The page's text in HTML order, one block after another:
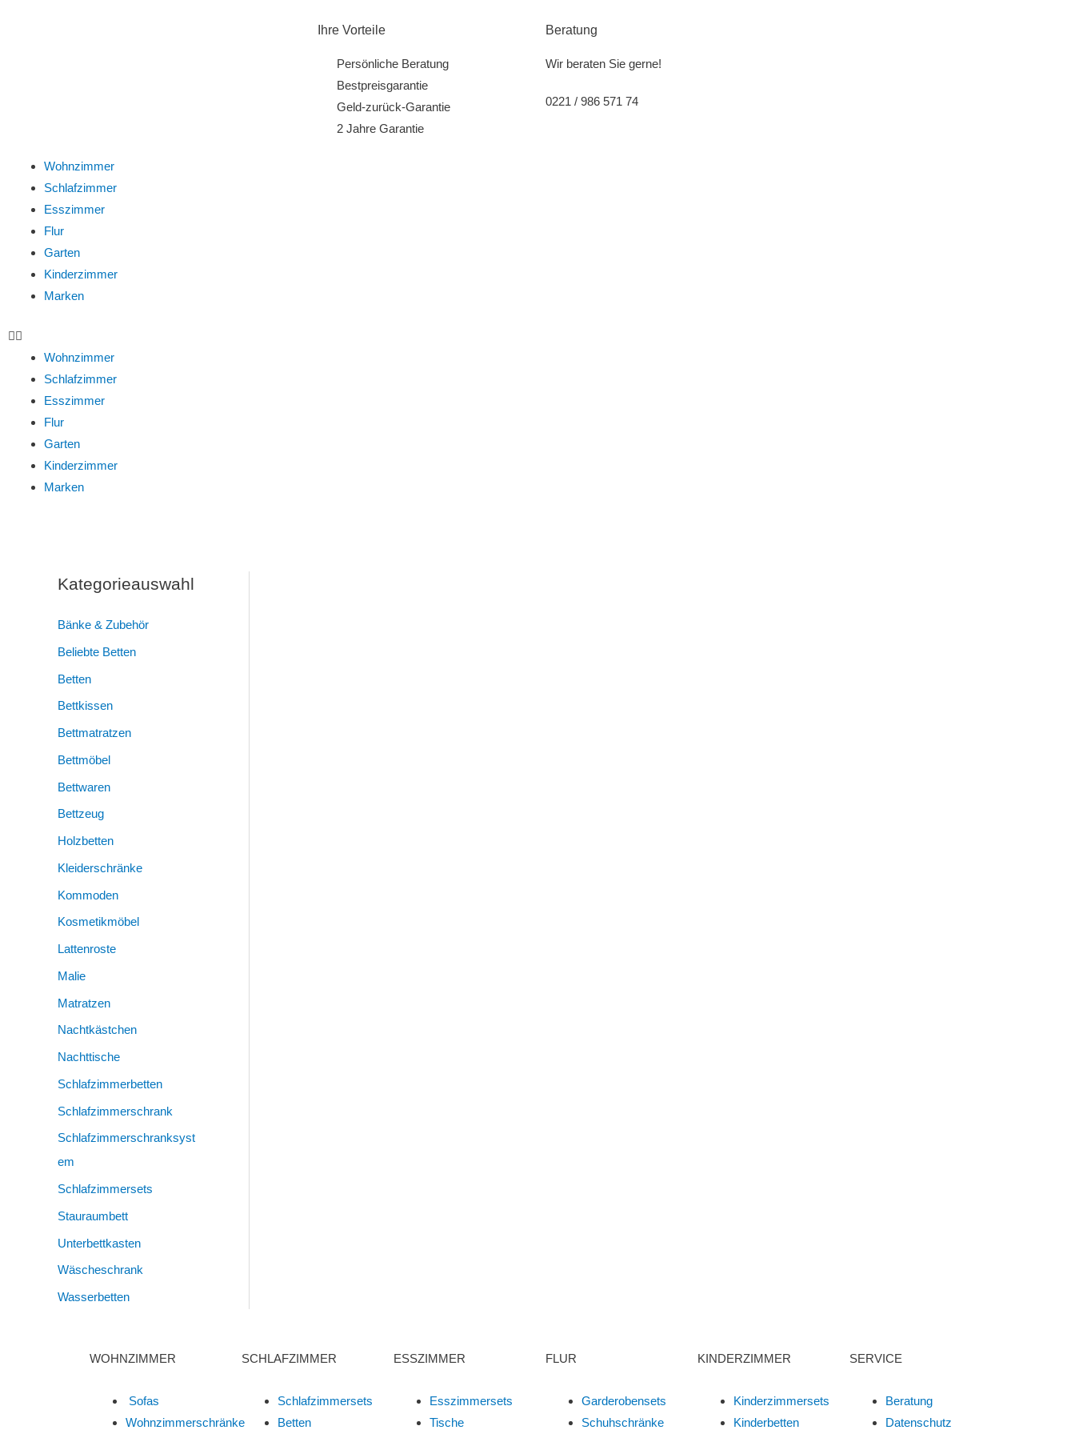
Ihre Vorteile
Persönliche Beratung
Bestpreisgarantie
Geld-zurück-Garantie
2 Jahre Garantie
Beratung
Wir beraten Sie gerne!
0221 / 986 571 74
Wohnzimmer
Schlafzimmer
Esszimmer
Flur
Garten
Kinderzimmer
Marken
Wohnzimmer
Schlafzimmer
Esszimmer
Flur
Garten
Kinderzimmer
Marken
Kategorieauswahl
Bänke & Zubehör
Beliebte Betten
Betten
Bettkissen
Bettmatratzen
Bettmöbel
Bettwaren
Bettzeug
Holzbetten
Kleiderschränke
Kommoden
Kosmetikmöbel
Lattenroste
Malie
Matratzen
Nachtkästchen
Nachttische
Schlafzimmerbetten
Schlafzimmerschrank
Schlafzimmerschranksyst
Em
Schlafzimmersets
Stauraumbett
Unterbettkasten
Wäscheschrank
Wasserbetten
WOHNZIMMER
Sofas
Wohnzimmerschränke
SCHLAFZIMMER
Schlafzimmersets
Betten
ESSZIMMER
Esszimmersets
Tische
FLUR
Garderobensets
Schuhschränke
KINDERZIMMER
Kinderzimmersets
Kinderbetten
SERVICE
Beratung
Datenschutz